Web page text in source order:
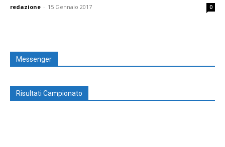
redazione - 15 Gennaio 2017 0
Messenger
Risultati Campionato